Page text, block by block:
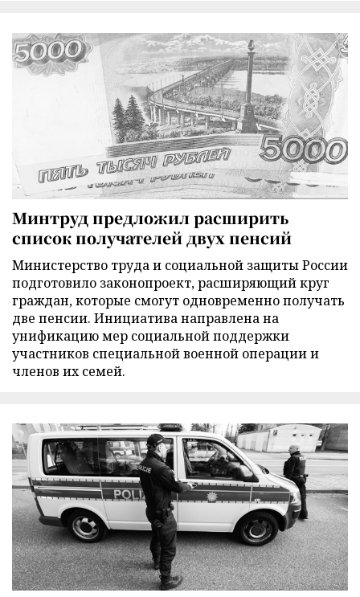
Минтруд предложил расширить
список получателей двух пенсий
Министерство труда и социальной защиты России
подготовило законопроект, расширяющий круг
граждан, которые смогут одновременно получать
две пенсии. Инициатива направлена на
унификацию мер социальной поддержки
участников специальной военной операции и
членов их семей.